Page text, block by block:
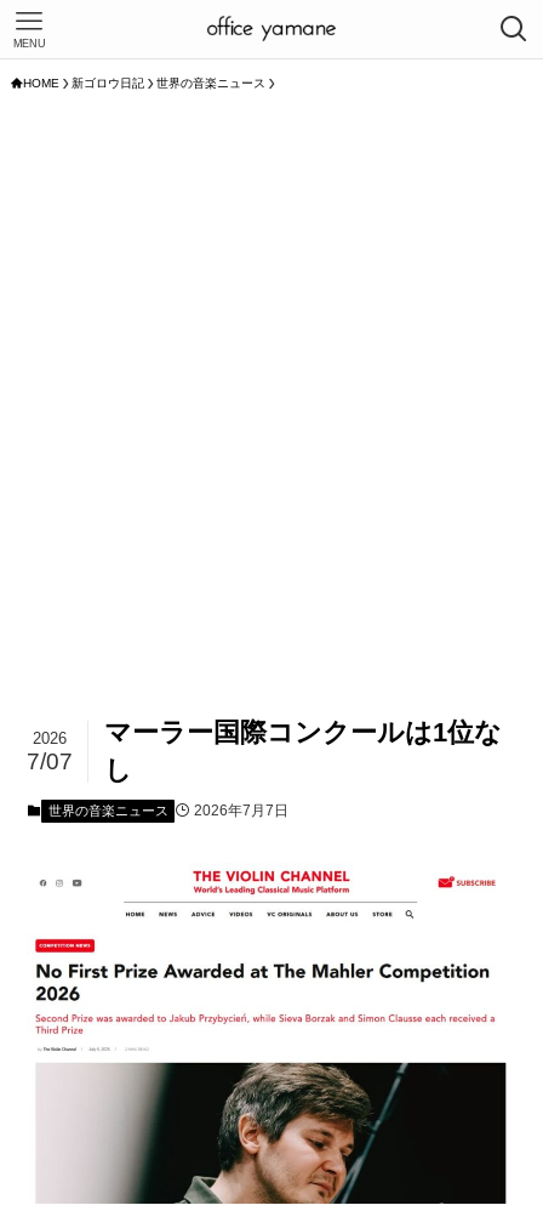
MENU
HOME 新ゴロウ日記 世界の音楽ニュース
マーラー国際コンクールは1位な
し
2026
7/07
世界の音楽ニュース 2026年7月7日